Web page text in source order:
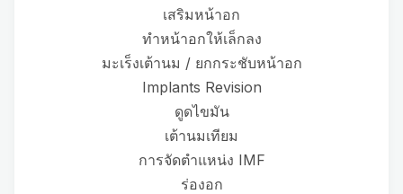
เสริมหน้าอก
ทำหน้าอกให้เล็กลง
มะเร็งเต้านม / ยกกระชับหน้าอก
Implants Revision
ดูดไขมัน
เต้านมเทียม
การจัดตำแหน่ง IMF
ร่องอก